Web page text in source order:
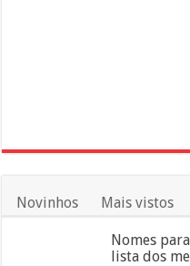
Novinhos Mais vistos
Nomes
lista dos